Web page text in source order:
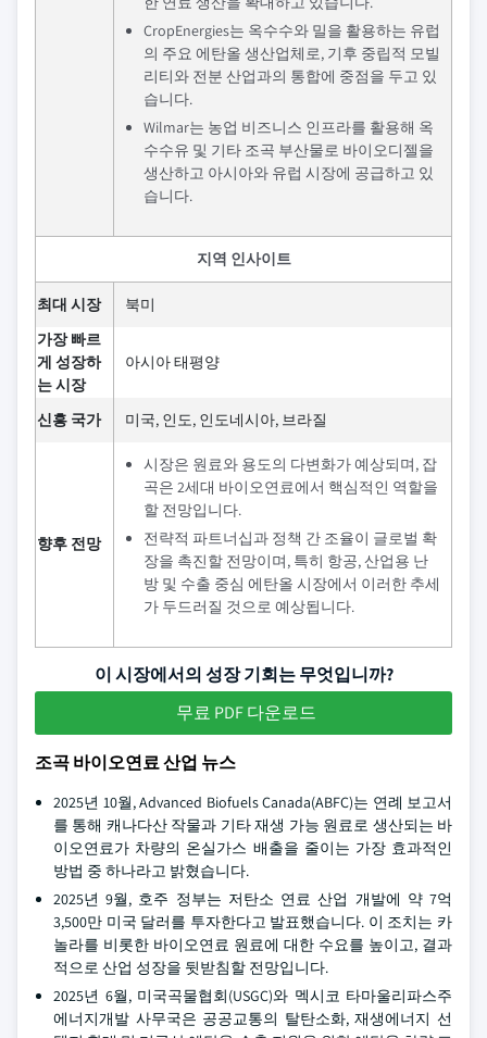
CropEnergies는 옥수수와 밀을 활용하는 유럽
의 주요 에탄올 생산업체로, 기후 중립적 모빌
리티와 전분 산업과의 통합에 중점을 두고 있
습니다.
Wilmar는 농업 비즈니스 인프라를 활용해 옥
수수유 및 기타 조곡 부산물로 바이오디젤을
생산하고 아시아와 유럽 시장에 공급하고 있
습니다.
지역 인사이트
최대 시장
북미
가장 빠르
게 성장하
는 시장
아시아 태평양
신흥 국가 미국, 인도, 인도네시아, 브라질
향후 전망
시장은 원료와 용도의 다변화가 예상되며, 잡
곡은 2세대 바이오연료에서 핵심적인 역할을
할 전망입니다.
전략적 파트너십과 정책 간 조율이 글로벌 확
장을 촉진할 전망이며, 특히 항공, 산업용 난
방 및 수출 중심 에탄올 시장에서 이러한 추세
가 두드러질 것으로 예상됩니다.
이 시장에서의 성장 기회는 무엇입니까?
무료 PDF 다운로드
조곡 바이오연료 산업 뉴스
2025년 10월, Advanced Biofuels Canada(ABFC)는 연례 보고서
를 통해 캐나다산 작물과 기타 재생 가능 원료로 생산되는 바
이오연료가 차량의 온실가스 배출을 줄이는 가장 효과적인
방법 중 하나라고 밝혔습니다.
2025년 9월, 호주 정부는 저탄소 연료 산업 개발에 약 7억
3,500만 미국 달러를 투자한다고 발표했습니다. 이 조치는 카
놀라를 비롯한 바이오연료 원료에 대한 수요를 높이고, 결과
적으로 산업 성장을 뒷받침할 전망입니다.
2025년 6월, 미국곡물협회(USGC)와 멕시코 타마울리파스주
에너지개발 사무국은 공공교통의 탈탄소화, 재생에너지 선